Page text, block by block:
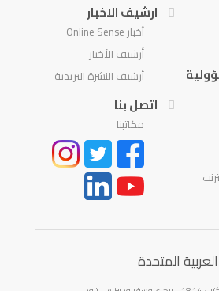
ارشيف الاخبار
آخبار Online Sense
أرشيف الأخبار
أرشيف النشرة البريدية
اتصل بنا
مكاتبنا
المتحدة